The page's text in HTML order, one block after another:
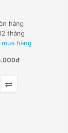
hàng
tháng
hàng